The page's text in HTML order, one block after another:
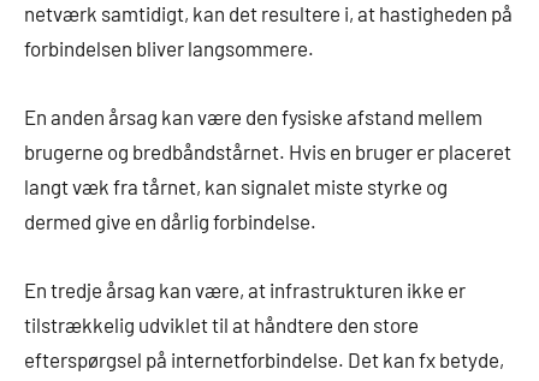
netværk samtidigt, kan det resultere i, at hastigheden på
forbindelsen bliver langsommere.
En anden årsag kan være den fysiske afstand mellem
brugerne og bredbåndstårnet. Hvis en bruger er placeret
langt væk fra tårnet, kan signalet miste styrke og
dermed give en dårlig forbindelse.
En tredje årsag kan være, at infrastrukturen ikke er
tilstrækkelig udviklet til at håndtere den store
efterspørgsel på internetforbindelse. Det kan fx betyde,